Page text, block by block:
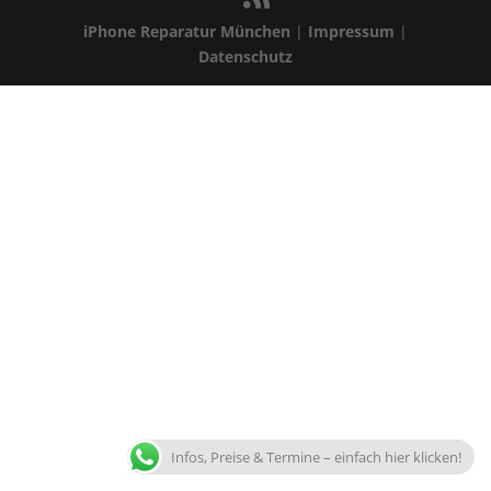
iPhone Reparatur München | Impressum |
Datenschutz
Infos, Preise & Termine – einfach hier klicken!